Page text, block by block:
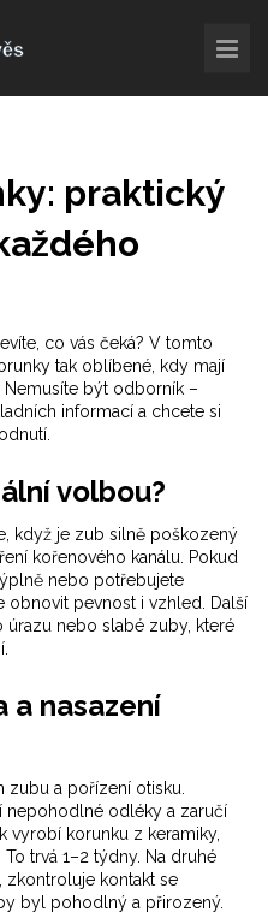
praktický
co vás čeká? V tomto
tak oblíbené, kdy mají
být odborník –
informací a chcete si
volbou?
když je zub silně poškozený
kořenového kanálu. Pokud
nebo potřebujete
obnovit pevnost i vzhled. Další
nebo slabé zuby, které
a nasazení
zubu a pořízení otisku.
nepohodlné odléky a zaručí
vyrobí korunku z keramiky,
trvá 1–2 týdny. Na druhé
zkontroluje kontakt se
byl pohodlný a přirozený.